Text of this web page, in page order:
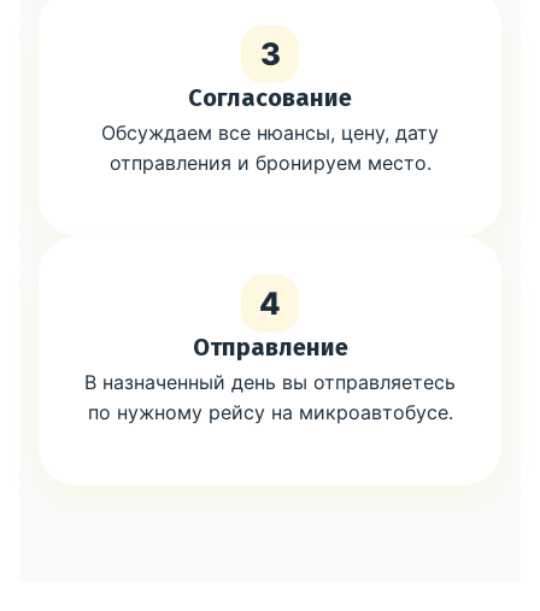
3
Согласование
Обсуждаем все нюансы, цену, дату
отправления и бронируем место.
4
Отправление
В назначенный день вы отправляетесь
по нужному рейсу на микроавтобусе.